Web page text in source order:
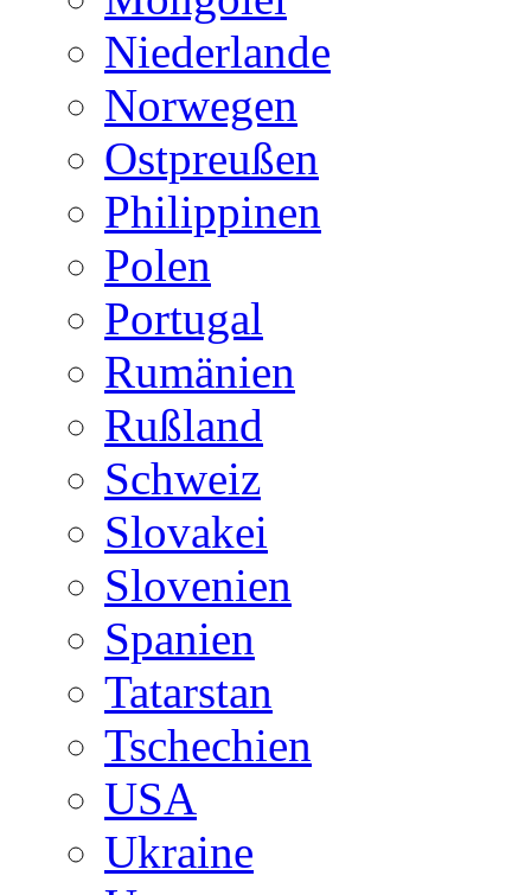
Niederlande
Norwegen
Ostpreußen
Philippinen
Polen
Portugal
Rumänien
Rußland
Schweiz
Slovakei
Slovenien
Spanien
Tatarstan
Tschechien
USA
Ukraine